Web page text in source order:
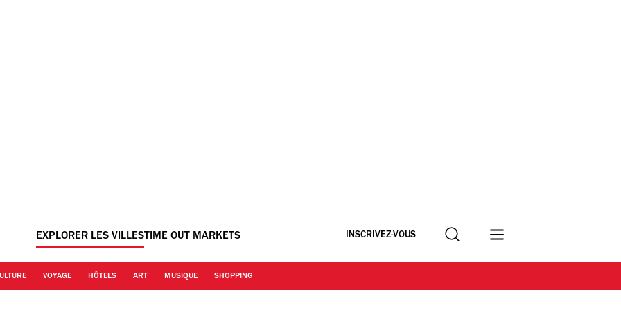
EXPLORER LES VILLESTIME OUT MARKETS INSCRIVEZ-VOUS Recherche
VOYAGE HÔTELS ART MUSIQUE SHOPPING